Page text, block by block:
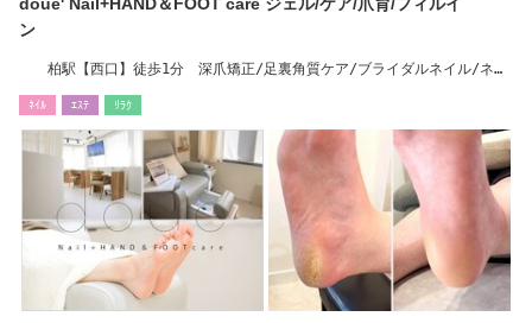
ン
柏駅【西口】徒歩1分 深爪矯正/足裏角質ケア/ブライダルネイル/ネイ
ﾈｲﾙ ｴｽﾃ ﾘﾗｸ